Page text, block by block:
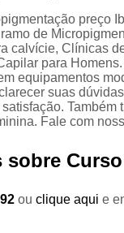
preço
de
calvície, Clínicas
para
equipamentos
suas
Fale com
sobre
ou clique aqui e